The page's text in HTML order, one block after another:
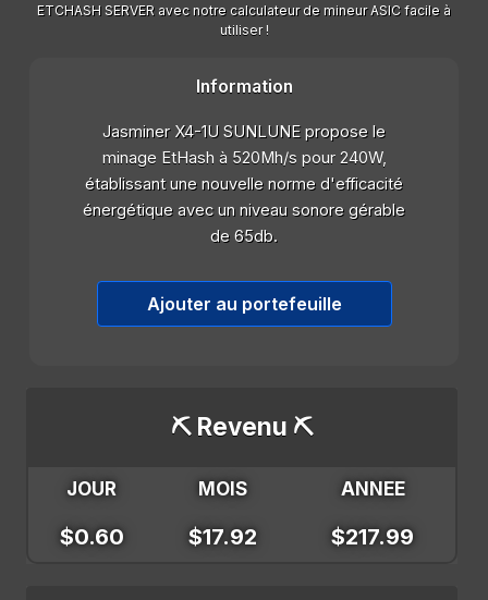
ETCHASH SERVER avec notre calculateur de mineur ASIC facile à
utiliser !
Information
Jasminer X4-1U SUNLUNE propose le
minage EtHash à 520Mh/s pour 240W,
établissant une nouvelle norme d'efficacité
énergétique avec un niveau sonore gérable
de 65db.
Ajouter au portefeuille
⛏️ Revenu ⛏️
JOUR MOIS ANNEE
$0.60 $17.92 $217.99